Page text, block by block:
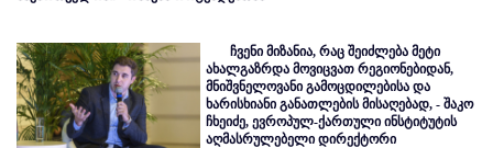
ჩვენი მიზანია, რაც შეიძლება მეტი
ახალგაზრდა მოვიცვათ რეგიონებიდან,
მნიშვნელოვანი გამოცდილებისა და
ხარისხიანი განათლების მისაღებად, - შაკო
ჩხეიძე, ევროპულ-ქართული ინსტიტუტის
აღმასრულებელი დირექტორი